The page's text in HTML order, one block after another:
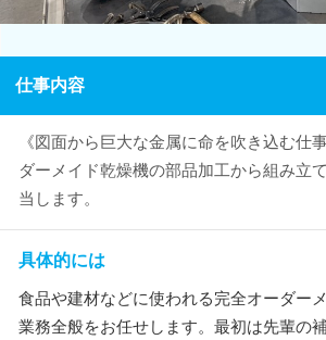
仕事内容
《図面から巨大な金属に命を吹き込む仕
ダーメイド乾燥機の部品加工から組み立
当します。
具体的には
食品や建材などに使われる完全オーダー
業務全般をお任せします。最初は先輩の